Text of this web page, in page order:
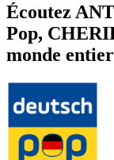
Écoutez
Pop,
monde